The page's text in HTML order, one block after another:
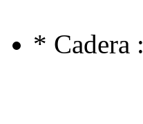
* Cadera :